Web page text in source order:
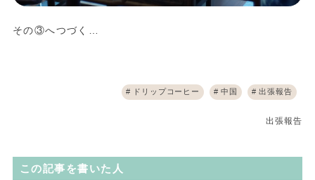
その③へつづく…
ドリップコーヒー 中国 出張報告
出張報告
この記事を書いた人